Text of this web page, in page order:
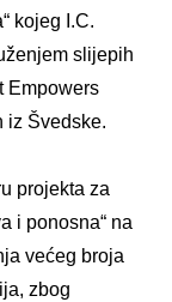
kojeg I.C.
slijepih
Empowers
iz Švedske.
projekta za
i ponosna“ na
većeg broja
zbog